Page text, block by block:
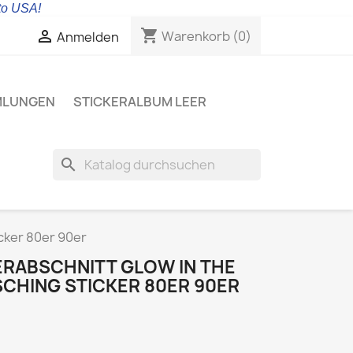
USA!
 Anmelden shopping_cart Warenkorb (0)
STICKERALBUM LEER
search
80er 90er
GLOW IN THE
STICKER 80ER 90ER